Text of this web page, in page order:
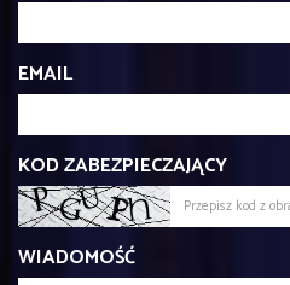
EMAIL
KOD ZABEZPIECZAJĄCY
WIADOMOŚĆ